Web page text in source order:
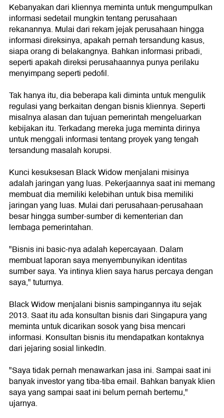
Kebanyakan dari kliennya meminta untuk mengumpulkan
informasi sedetail mungkin tentang perusahaan
rekanannya. Mulai dari rekam jejak perusahaan hingga
informasi direksinya, apakah pernah tersandung kasus,
siapa orang di belakangnya. Bahkan informasi pribadi,
seperti apakah direksi perusahaannya punya perilaku
menyimpang seperti pedofil.
Tak hanya itu, dia beberapa kali diminta untuk mengulik
regulasi yang berkaitan dengan bisnis kliennya. Seperti
misalnya alasan dan tujuan pemerintah mengeluarkan
kebijakan itu. Terkadang mereka juga meminta dirinya
untuk menggali informasi tentang proyek yang tengah
tersandung masalah korupsi.
Kunci kesuksesan Black Widow menjalani misinya
adalah jaringan yang luas. Pekerjaannya saat ini memang
membuat dia memiliki kelebihan untuk bisa memiliki
jaringan yang luas. Mulai dari perusahaan-perusahaan
besar hingga sumber-sumber di kementerian dan
lembaga pemerintahan.
"Bisnis ini basic-nya adalah kepercayaan. Dalam
membuat laporan saya menyembunyikan identitas
sumber saya. Ya intinya klien saya harus percaya dengan
saya," tuturnya.
Black Widow menjalani bisnis sampingannya itu sejak
2013. Saat itu ada konsultan bisnis dari Singapura yang
meminta untuk dicarikan sosok yang bisa mencari
informasi. Konsultan bisnis itu mendapatkan kontaknya
dari jejaring sosial linkedIn.
"Saya tidak pernah menawarkan jasa ini. Sampai saat ini
banyak investor yang tiba-tiba email. Bahkan banyak klien
saya yang sampai saat ini belum pernah bertemu,"
ujarnya.